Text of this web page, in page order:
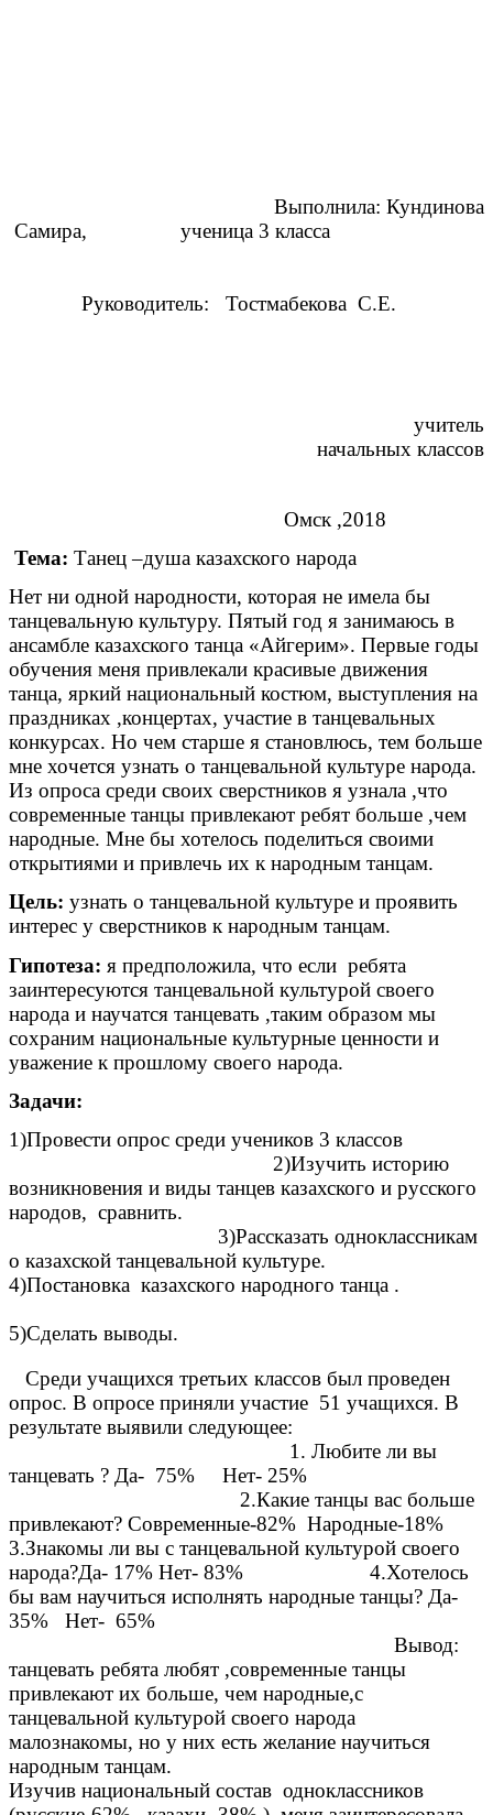
Выполнила: Кундинова
Самира, ученица 3 класса
Руководитель: Тостмабекова С.Е.
учитель
начальных классов
Омск ,2018
Тема: Танец –душа казахского народа
Нет ни одной народности, которая не имела бы
танцевальную культуру. Пятый год я занимаюсь в
ансамбле казахского танца «Айгерим». Первые годы
обучения меня привлекали красивые движения
танца, яркий национальный костюм, выступления на
праздниках ,концертах, участие в танцевальных
конкурсах. Но чем старше я становлюсь, тем больше
мне хочется узнать о танцевальной культуре народа.
Из опроса среди своих сверстников я узнала ,что
современные танцы привлекают ребят больше ,чем
народные. Мне бы хотелось поделиться своими
открытиями и привлечь их к народным танцам.
Цель: узнать о танцевальной культуре и проявить
интерес у сверстников к народным танцам.
Гипотеза: я предположила, что если ребята
заинтересуются танцевальной культурой своего
народа и научатся танцевать ,таким образом мы
сохраним национальные культурные ценности и
уважение к прошлому своего народа.
Задачи:
1)Провести опрос среди учеников 3 классов
2)Изучить историю
возникновения и виды танцев казахского и русского
народов, сравнить.
3)Рассказать одноклассникам
о казахской танцевальной культуре.
4)Постановка казахского народного танца .
5)Сделать выводы.
Среди учащихся третьих классов был проведен
опрос. В опросе приняли участие 51 учащихся. В
результате выявили следующее:
1. Любите ли вы
танцевать ? Да- 75% Нет- 25%
2.Какие танцы вас больше
привлекают? Современные-82% Народные-18%
3.Знакомы ли вы с танцевальной культурой своего
народа?Да- 17% Нет- 83% 4.Хотелось
бы вам научиться исполнять народные танцы? Да-
35% Нет- 65%
Вывод:
танцевать ребята любят ,современные танцы
привлекают их больше, чем народные,с
танцевальной культурой своего народа
малознакомы, но у них есть желание научиться
народным танцам.
Изучив национальный состав одноклассников